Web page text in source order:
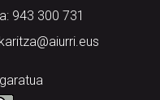
943 300 731